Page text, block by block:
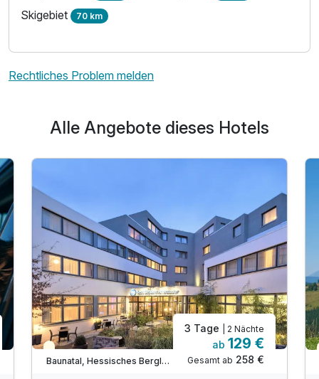
Skigebiet 70 km
Rechtliches Problem melden
Alle Angebote dieses Hotels
Teilweise ausgelastet
Baunatal, Hessisches Bergland
3 Tage | 2 Nächte
ab 129 €
Gesamt ab 258 €